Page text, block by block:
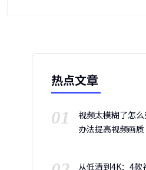
热点文章
01
视频太模糊了怎
办法提高视频画质
从低清到4K：4款